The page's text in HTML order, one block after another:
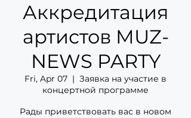
Аккредитация
артистов MUZ-
NEWS PARTY
Fri, Apr 07
  |
Заявка на участие в
концертной программе
Рады приветствовать вас в новом